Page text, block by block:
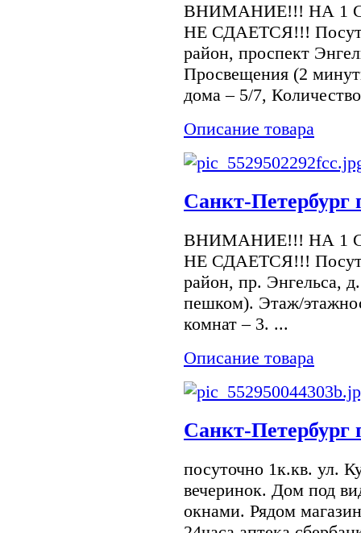
ВНИМАНИЕ!!! НА 1
НЕ СДАЕТСЯ!!!
район, проспект
Просвещения (2
дома – 5/7,
Описание товара
Санкт-Петербург
ВНИМАНИЕ!!! НА 1
НЕ СДАЕТСЯ!!!
район, пр. Энгельса,
пешком). Этаж/
комнат – 3. ...
Описание товара
Санкт-Петербург
посуточно 1к.кв. ул.
вечеринок. Дом под
окнами. Рядом